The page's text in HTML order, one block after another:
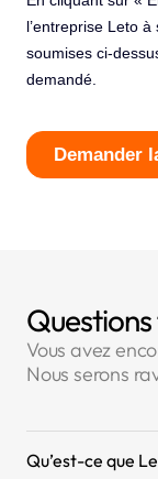
Vous avez
Nous serons
Qu’est-ce que